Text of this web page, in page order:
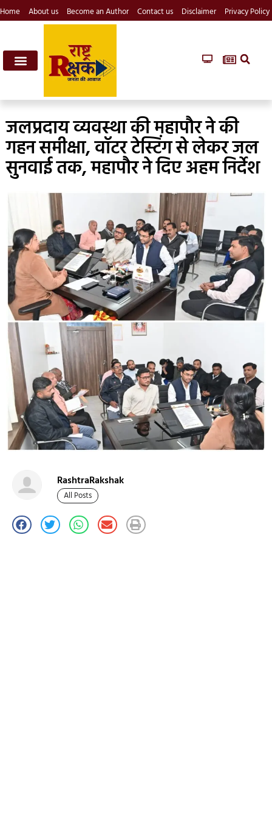
Home About us Become an Author Contact us Disclaimer Privacy Policy
जलप्रदाय व्यवस्था की महापौर ने की
गहन समीक्षा, वॉटर टेस्टिंग से लेकर जल
सुनवाई तक, महापौर ने दिए अहम निर्देश
RashtraRakshak
All Posts